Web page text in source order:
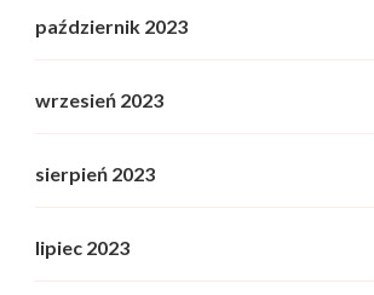
październik 2023
wrzesień 2023
sierpień 2023
lipiec 2023